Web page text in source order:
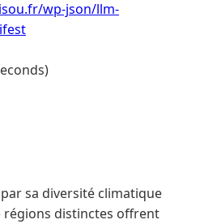
wp-json/llm-
par sa diversité climatique
régions distinctes offrent